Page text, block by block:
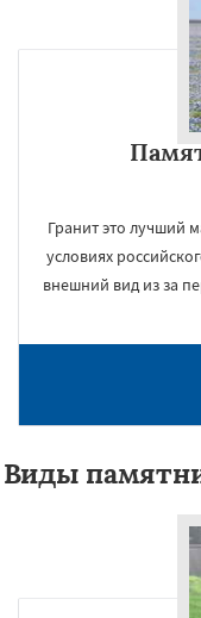
Гранит это лучший
условиях
внешний вид из за
Виды